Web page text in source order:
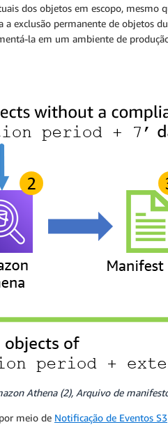
dos objetos em escopo,
exclusão permanente de objetos
la em um ambiente de
Athena (2), Arquivo de
meio de Notificação de Eventos S3